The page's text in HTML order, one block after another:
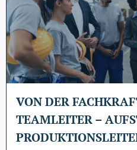
VON DER
TEAMLEITER –